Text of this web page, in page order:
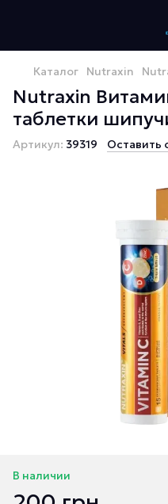
Каталог Nutraxin
Nutraxin
таблетки
Артикул: 39319 Оставить
В наличии